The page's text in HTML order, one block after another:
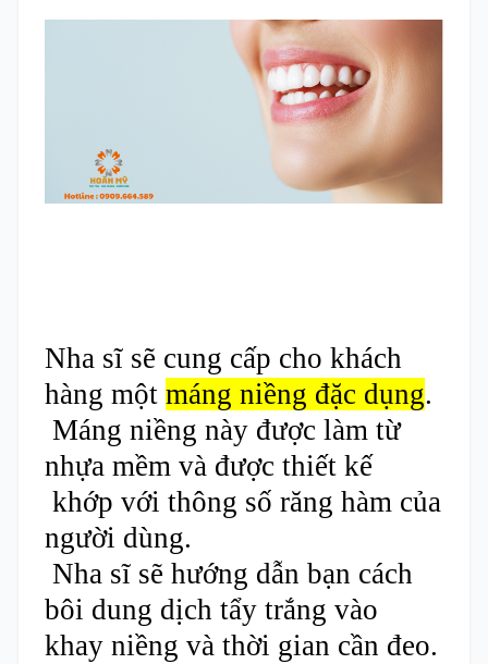
Nha sĩ sẽ cung cấp cho khách
hàng một máng niềng đặc dụng.
Máng niềng này được làm từ
nhựa mềm và được thiết kế
khớp với thông số răng hàm của
người dùng.
Nha sĩ sẽ hướng dẫn bạn cách
bôi dung dịch tẩy trắng vào
khay niềng và thời gian cần đeo.